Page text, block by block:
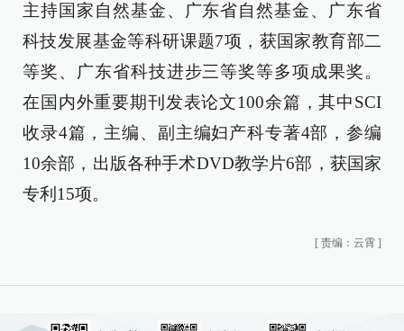
主持国家自然基金、广东省自然基金、广东省
科技发展基金等科研课题7项，获国家教育部二
等奖、广东省科技进步三等奖等多项成果奖。
在国内外重要期刊发表论文100余篇，其中SCI
收录4篇，主编、副主编妇产科专著4部，参编
10余部，出版各种手术DVD教学片6部，获国家
专利15项。
[ 责编：云霄 ]